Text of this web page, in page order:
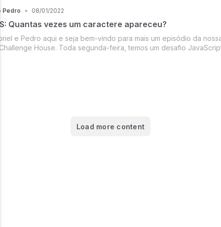
Pedro • 08/01/2022
Quantas vezes um caractere apareceu?
e Pedro aqui e seja bem-vindo para mais um episódio da
House. Toda segunda-feira, temos um desafio
Load more content